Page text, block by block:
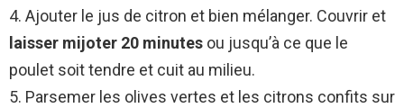
4. Ajouter le jus de citron et bien mélanger. Couvrir et
laisser mijoter 20 minutes ou jusqu’à ce que le
poulet soit tendre et cuit au milieu.
5. Parsemer les olives vertes et les citrons confits sur